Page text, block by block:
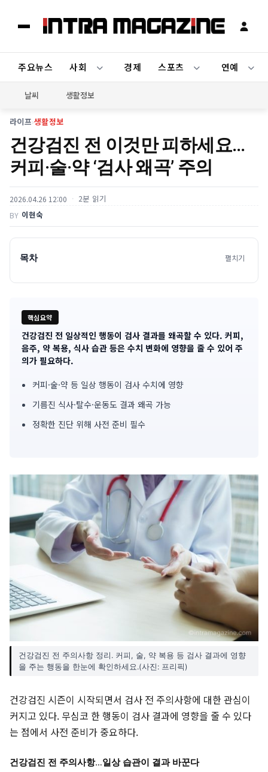
주요뉴스 사회 경제 스포츠 연예
날씨 생활정보
라이프›생활정보
건강검진 전 이것만 피하세요…
커피·술·약 ‘검사 왜곡’ 주의
2026.04.26 12:00 2분 읽기
BY 이현숙
목차 펼치기
핵심요약
기
사
핵
심
건강검진 전 일상적인 행동이 검사 결과를 왜곡할 수 있다. 커피,
음주, 약 복용, 식사 습관 등은 수치 변화에 영향을 줄 수 있어 주
의가 필요하다.
커피·술·약 등 일상 행동이 검사 수치에 영향
기름진 식사·탈수·운동도 결과 왜곡 가능
정확한 진단 위해 사전 준비 필수
건강검진 전 주의사항 정리. 커피, 술, 약 복용 등 검사 결과에 영향
을 주는 행동을 한눈에 확인하세요.(사진: 프리픽)
건강검진 시즌이 시작되면서 검사 전 주의사항에 대한 관심이
커지고 있다. 무심코 한 행동이 검사 결과에 영향을 줄 수 있다
는 점에서 사전 준비가 중요하다.
건강검진 전 주의사항…일상 습관이 결과 바꾼다